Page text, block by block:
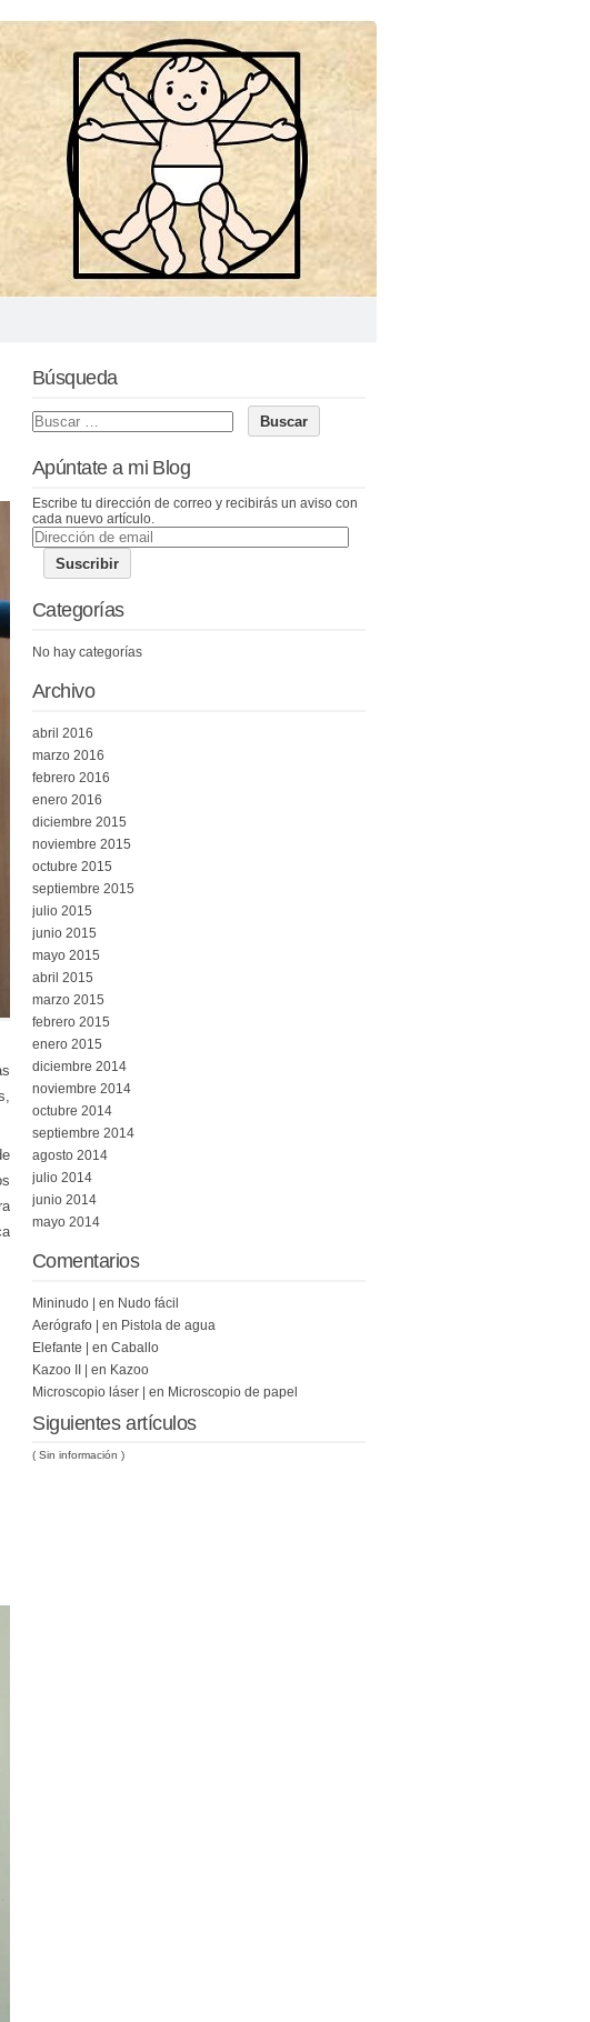
Búsqueda
Apúntate a mi Blog
Escribe tu dirección de correo y recibirás un aviso con
cada nuevo artículo.
Dirección
de
email
Categorías
No hay categorías
Archivo
abril 2016
marzo 2016
febrero 2016
enero 2016
diciembre 2015
noviembre 2015
octubre 2015
septiembre 2015
julio 2015
junio 2015
mayo 2015
abril 2015
marzo 2015
febrero 2015
enero 2015
diciembre 2014
noviembre 2014
octubre 2014
septiembre 2014
agosto 2014
julio 2014
junio 2014
mayo 2014
Comentarios
Mininudo | en Nudo fácil
Aerógrafo |
en Pistola de agua
Elefante |
en Caballo
Kazoo II |
en Kazoo
Microscopio láser |
en Microscopio de papel
Siguientes artículos
( Sin información )